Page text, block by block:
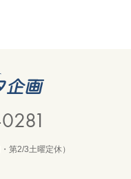
第2/3土曜定休）